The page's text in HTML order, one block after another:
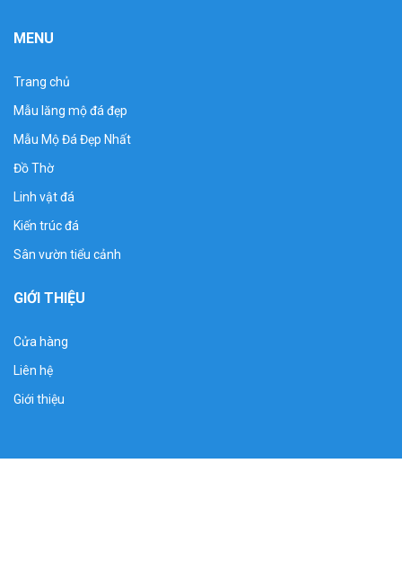
MENU
Trang chủ
Mẫu lăng mộ đá đẹp
Mẫu Mộ Đá Đẹp Nhất
Đồ Thờ
Linh vật đá
Kiến trúc đá
Sân vườn tiểu cảnh
GIỚI THIỆU
Cửa hàng
Liên hệ
Giới thiệu